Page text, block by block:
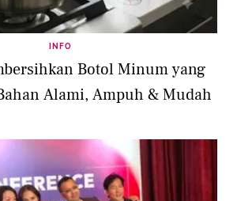
INFO
Botol Minum yang
Alami, Ampuh & Mudah